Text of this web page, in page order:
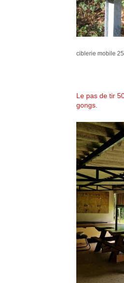
ciblerie mobile
Le pas de tir
gongs.